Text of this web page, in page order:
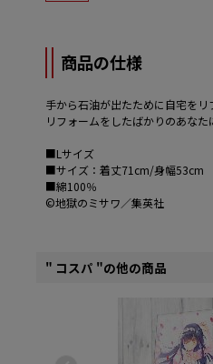
商品の仕様
手から石油が出たために自宅をリ
リフォームをしたばかりのあなた
■Lサイズ
■サイズ：着丈71cm/身幅53cm
■綿100％
©地獄のミサワ／集英社
" コスパ "の他の商品